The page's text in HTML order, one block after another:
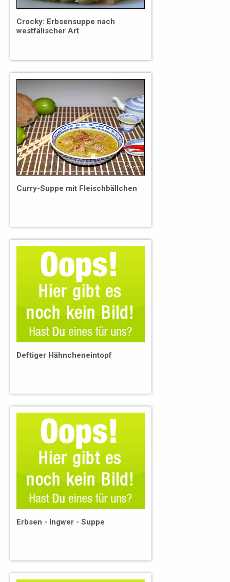
Crocky: Erbsensuppe nach
westfälischer Art
Curry-Suppe mit Fleischbällchen
Deftiger Hähncheneintopf
Erbsen - Ingwer - Suppe